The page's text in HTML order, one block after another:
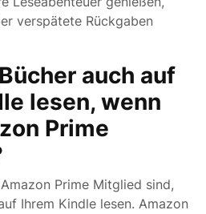
verspätete Rückgaben
auch auf
lesen, wenn
Prime
Prime Mitglied sind,
Ihrem Kindle lesen. Amazon